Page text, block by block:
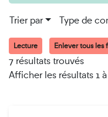
Trier par Type de
Lecture Enlever tous les
7 résultats trouvés
Afficher les résultats 1 à